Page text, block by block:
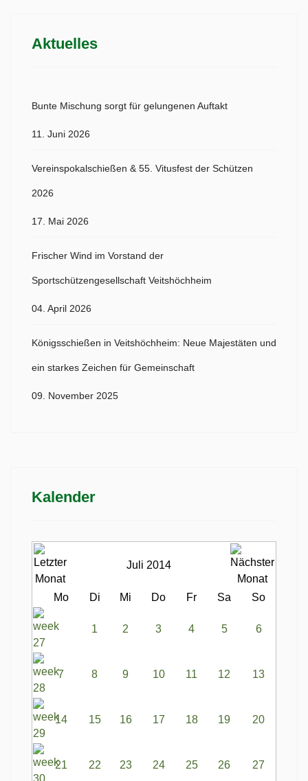
Aktuelles
Bunte Mischung sorgt für gelungenen Auftakt
11. Juni 2026
Vereinspokalschießen & 55. Vitusfest der Schützen
2026
17. Mai 2026
Frischer Wind im Vorstand der
Sportschützengesellschaft Veitshöchheim
04. April 2026
Königsschießen in Veitshöchheim: Neue Majestäten und
ein starkes Zeichen für Gemeinschaft
09. November 2025
Kalender
Juli 2014
Mo Di Mi Do Fr Sa So
1 2 3 4 5 6
7 8 9 10 11 12 13
14 15 16 17 18 19 20
21 22 23 24 25 26 27